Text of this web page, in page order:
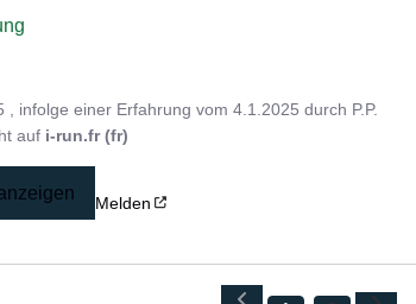
, infolge einer Erfahrung vom4.1.2025 durch P.P.
auf i-run.fr (fr)
Melden